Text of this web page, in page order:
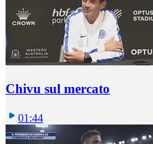
Chivu sul mercato
01:44